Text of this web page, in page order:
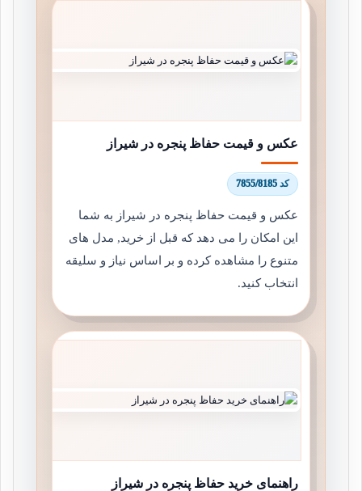
عکس و قیمت حفاظ پنجره در شیراز
کد 7855/8185
عکس و قیمت حفاظ پنجره در شیراز به شما
این امکان را می دهد که قبل از خرید, مدل های
متنوع را مشاهده کرده و بر اساس نیاز و سلیقه
انتخاب کنید.
راهنمای خرید حفاظ پنجره در شیراز